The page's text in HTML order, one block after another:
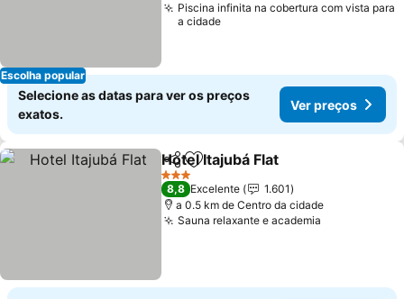
Escolha popular
Piscina infinita na cobertura com vista para
a cidade
Selecione as datas para ver os preços
exatos.
Ver preços
PartilharAdicionar aos favoritos
Hotel Itajubá Flat
3 Estrelas
8,8 Excelente
1.601
a 0.5 km de Centro da cidade
Sauna relaxante e academia